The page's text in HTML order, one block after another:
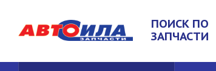
ПОИСК ПО
ЗАПЧАСТИ